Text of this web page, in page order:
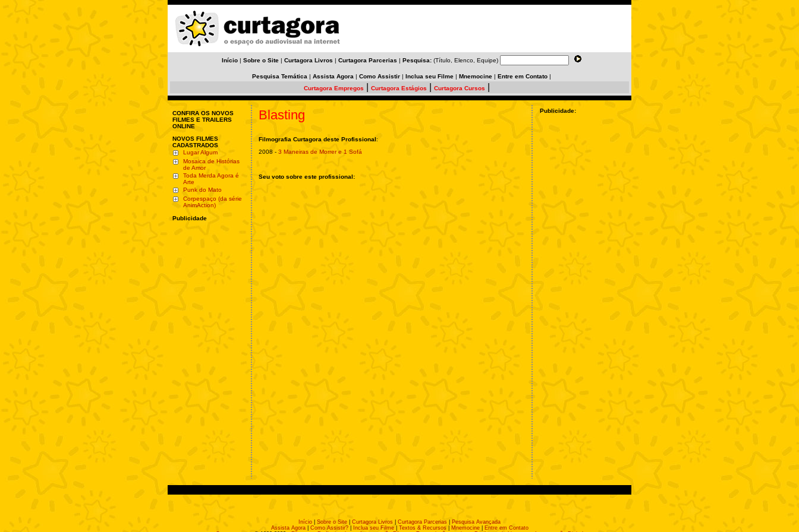
Início | Sobre o Site | Curtagora Livros | Curtagora Parcerias | Pesquisa: (Título, Elenco, Equipe)
Pesquisa Temática | Assista Agora | Como Assistir | Inclua seu Filme | Mnemocine | Entre em Contato |
Curtagora Empregos
Curtagora Estágios Curtagora Cursos
CONFIRA OS NOVOS
FILMES E TRAILERS
ONLINE
NOVOS FILMES
CADASTRADOS
Lugar Algum
Mosaica de Histórias
de Amor
Toda Merda Agora é
Arte
Punk do Mato
Corpespaço (da série
AnimAction)
Publicidade
Blasting
Filmografia Curtagora deste Profissional:
2008 - 3 Maneiras de Morrer e 1 Sofá
Seu voto sobre este profissional:
Publicidade:
Início Sobre o Site Curtagora Livros Curtagora Parcerias
Pesquisa Avançada
Assista Agora| Como Assistir?| Inclua seu Filme| Textos & Recursos Mnemocine|
Entre em Contato